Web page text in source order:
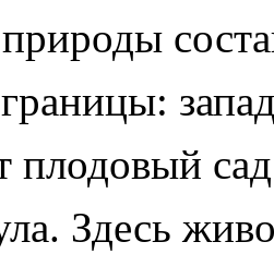
плодовый
Здесь